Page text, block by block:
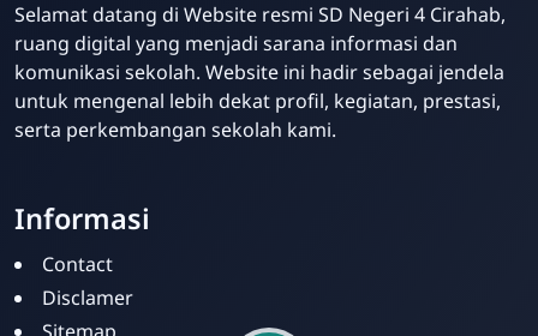
Admin
Online
Selamat datang di Website resmi SD Negeri 4 Cirahab,
ruang digital yang menjadi sarana informasi dan
komunikasi sekolah. Website ini hadir sebagai jendela
untuk mengenal lebih dekat profil, kegiatan, prestasi,
serta perkembangan sekolah kami.
Informasi
Contact
Disclamer